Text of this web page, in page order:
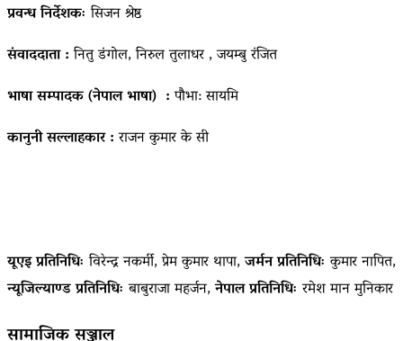
प्रवन्ध निर्देशकःसिजन श्रेष्ठ
संवाददाता :नितु डंगोल, निरुल तुलाधर , जयम्बु रंजित
भाषा सम्पादक (नेपाल भाषा) :पौभा: सायमि
कानुनी सल्लाहकार :राजन कुमार के सी
यूएइ प्रतिनिधिः विरेन्द्र नकर्मी, प्रेम कुमार थापा,जर्मन प्रतिनिधिः कुमार नापित,
न्यूजिल्याण्ड प्रतिनिधिः बाबुराजा महर्जन,नेपाल प्रतिनिधिः रमेश मान मुनिकार